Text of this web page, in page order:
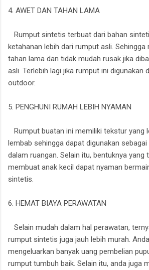
4. AWET DAN TAHAN LAMA
Rumput sintetis terbuat dari bahan
ketahanan lebih dari rumput asli.
tahan lama dan tidak mudah rusak jika
asli. Terlebih lagi jika rumput ini digunakan
outdoor.
5. PENGHUNI RUMAH LEBIH NYAMAN
Rumput buatan ini memiliki tekstur yang
lembab sehingga dapat digunakan
dalam ruangan. Selain itu, bentuknya yang
membuat anak kecil dapat nyaman
sintetis.
6. HEMAT BIAYA PERAWATAN
Selain mudah dalam hal perawatan,
rumput sintetis juga jauh lebih murah.
mengeluarkan banyak uang pembelian
rumput tumbuh baik. Selain itu, anda juga